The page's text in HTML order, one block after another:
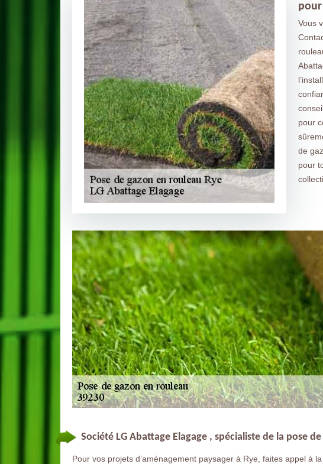
Vous
pour
de
pour
Société LG Abattage Elagage , spécialiste de la pose
Pour vos projets d’aménagement paysager à Rye, faites appel à